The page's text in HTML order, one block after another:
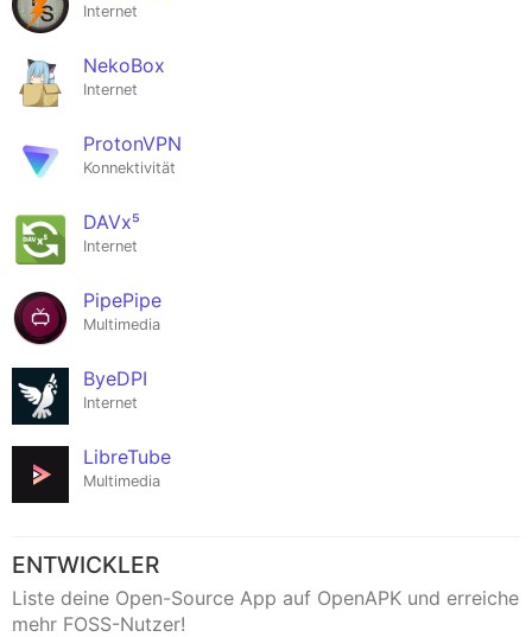
Internet
NekoBox
Internet
ProtonVPN
Konnektivität
DAVx⁵
Internet
PipePipe
Multimedia
ByeDPI
Internet
LibreTube
Multimedia
ENTWICKLER
Liste deine Open-Source App auf OpenAPK und erreiche
mehr FOSS-Nutzer!